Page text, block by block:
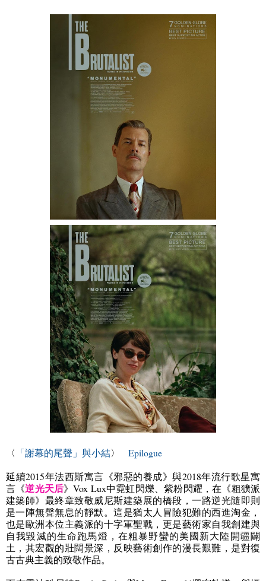
〈 「謝幕的尾聲」與小結〉
Epilogue
延續2015年法西斯寓言《邪惡的養成》與2018年流行歌星寓
言《逆光天后》Vox Lux中霓虹閃爍、紫粉閃耀，在《粗獷派
建築師》最終章致敬威尼斯建築展的橋段，一路逆光隨即則
是一陣無聲無息的靜默。這是猶太人冒險犯難的西進淘金，
也是歐洲本位主義派的十字軍聖戰，更是藝術家自我創建與
自我毀滅的生命跑馬燈，在粗暴野蠻的美國新大陸開疆闢
土，其宏觀的壯闊景深，反映藝術創作的漫長艱難，是對復
古古典主義的致敬作品。